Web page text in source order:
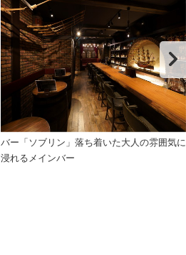
バー「ソブリン」落ち着いた大人の雰囲気に
浸れるメインバー